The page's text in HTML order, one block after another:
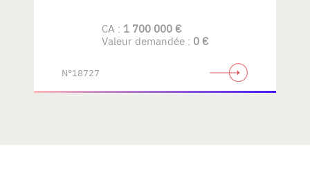
CA : 1 700 000 €
Valeur demandée : 0 €
N°18727